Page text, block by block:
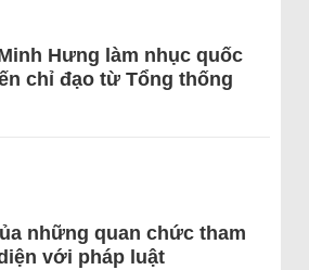
Hưng làm nhục quốc
chỉ đạo từ Tổng thống
những quan chức tham
với pháp luật